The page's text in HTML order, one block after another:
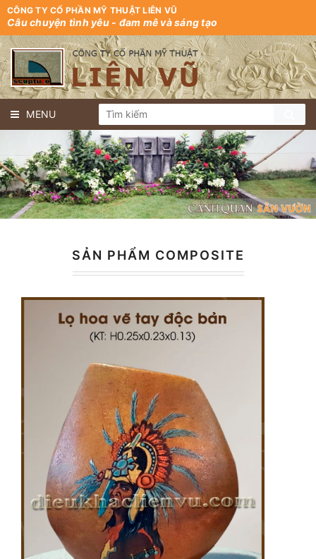
CÔNG TY CỔ PHẦN MỸ THUẬT LIÊN VŨ
Câu chuyện tình yêu - đam mê và sáng tạo
MENU
SẢN PHẨM COMPOSITE